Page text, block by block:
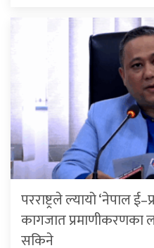
परराष्ट्रले ल्यायो ‘नेपाल
कागजात प्रमाणीकरणका
सकिने